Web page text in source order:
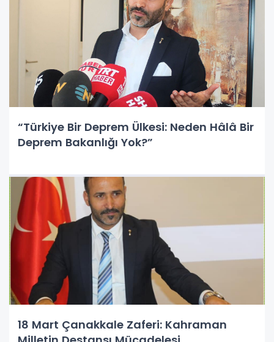
“Türkiye Bir Deprem Ülkesi: Neden Hâlâ Bir
Deprem Bakanlığı Yok?”
18 Mart Çanakkale Zaferi: Kahraman